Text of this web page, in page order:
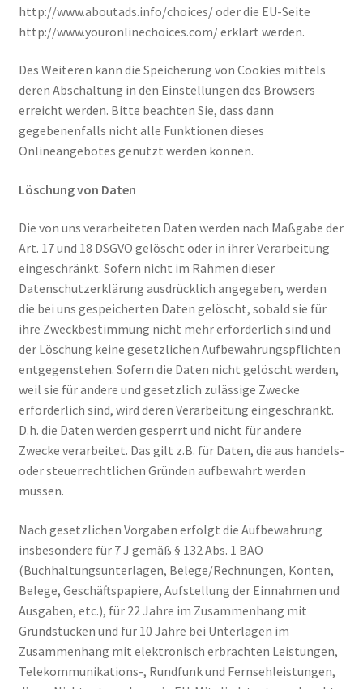
http://www.aboutads.info/choices/ oder die EU-Seite
http://www.youronlinechoices.com/ erklärt werden.
Des Weiteren kann die Speicherung von Cookies mittels
deren Abschaltung in den Einstellungen des Browsers
erreicht werden. Bitte beachten Sie, dass dann
gegebenenfalls nicht alle Funktionen dieses
Onlineangebotes genutzt werden können.
Löschung von Daten
Die von uns verarbeiteten Daten werden nach Maßgabe der
Art. 17 und 18 DSGVO gelöscht oder in ihrer Verarbeitung
eingeschränkt. Sofern nicht im Rahmen dieser
Datenschutzerklärung ausdrücklich angegeben, werden
die bei uns gespeicherten Daten gelöscht, sobald sie für
ihre Zweckbestimmung nicht mehr erforderlich sind und
der Löschung keine gesetzlichen Aufbewahrungspflichten
entgegenstehen. Sofern die Daten nicht gelöscht werden,
weil sie für andere und gesetzlich zulässige Zwecke
erforderlich sind, wird deren Verarbeitung eingeschränkt.
D.h. die Daten werden gesperrt und nicht für andere
Zwecke verarbeitet. Das gilt z.B. für Daten, die aus handels-
oder steuerrechtlichen Gründen aufbewahrt werden
müssen.
Nach gesetzlichen Vorgaben erfolgt die Aufbewahrung
insbesondere für 7 J gemäß § 132 Abs. 1 BAO
(Buchhaltungsunterlagen, Belege/Rechnungen, Konten,
Belege, Geschäftspapiere, Aufstellung der Einnahmen und
Ausgaben, etc.), für 22 Jahre im Zusammenhang mit
Grundstücken und für 10 Jahre bei Unterlagen im
Zusammenhang mit elektronisch erbrachten Leistungen,
Telekommunikations-, Rundfunk und Fernsehleistungen,